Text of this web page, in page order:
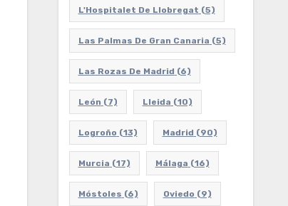
L'Hospitalet De Llobregat (5)
Las Palmas De Gran Canaria (5)
Las Rozas De Madrid (6)
León (7) Lleida (10)
Logroño (13) Madrid (90)
Murcia (17) Málaga (16)
Móstoles (6) Oviedo (9)